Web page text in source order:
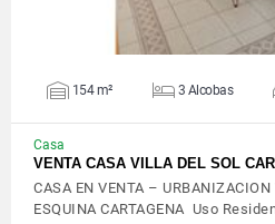
154 m² 3 Alcobas
Casa
VENTA CASA VILLA DEL SOL
CASA EN VENTA –
ESQUINA CARTAGENA Uso